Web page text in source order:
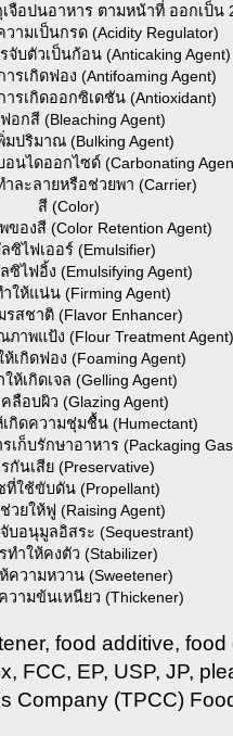
จือปนอาหาร ตามหน้าที่ ออกเป็น
ามเป็นกรด (Acidity Regulator)
จับตัวเป็นก้อน (Anticaking Agent)
รเกิดฟอง (Antifoaming Agent)
รเกิดออกซิเดชัน (Antioxidant)
อกสี (Bleaching Agent)
มปริมาณ (Bulking Agent)
นไดออกไซด์ (Carbonating
ำละลายหรือช่วยพา (Carrier)
สี (Color)
ของสี (Color Retention Agent)
ซิไฟเออร์ (Emulsifier)
ซิไฟอิ้ง (Emulsifying Agent)
ให้แน่น (Firming Agent)
รสชาติ (Flavor Enhancer)
าพแป้ง (Flour Treatment Agent)
ห้เกิดฟอง (Foaming Agent)
ห้เกิดเจล (Gelling Agent)
คลือบผิว (Glazing Agent)
เกิดความชุ่มชื้น (Humectant)
เก็บรักษาอาหาร (Packaging
กันเสีย (Preservative)
ที่ใช้ขับดัน (Propellant)
วยให้ฟู (Raising Agent)
บอนุมูลอิสระ (Sequestrant)
ทำให้คงตัว (Stabilizer)
ความหวาน (Sweetener)
วามข้นเหนียว (Thickener)
food additive, food
FCC, EP, USP, JP,
Company (TPCC)